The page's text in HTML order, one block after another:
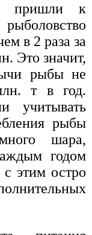
пришли к
в 2 раза за
Это значит,
рыбы не
т в год.
учитывать
рыбы
шара,
годом
с этим остро